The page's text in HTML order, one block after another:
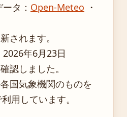
タ： Open-Meteo ・
されます。
年6月23日
認しました。
国気象機関のものを
用しています。